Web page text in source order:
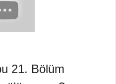
21. Bölüm